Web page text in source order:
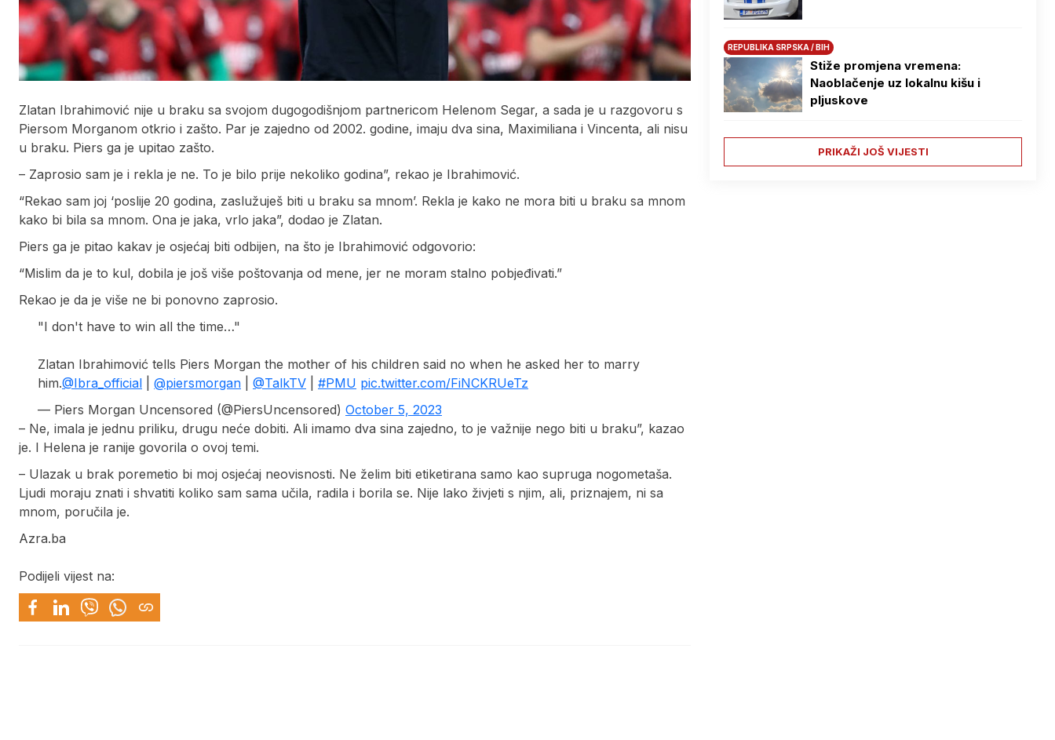
Zlatan Ibrahimović nije u braku sa svojom dugogodišnjom partnericom Helenom Segar, a sada je u razgovoru s
Piersom Morganom otkrio i zašto. Par je zajedno od 2002. godine, imaju dva sina, Maximiliana i Vincenta, ali nisu
u braku. Piers ga je upitao zašto.
– Zaprosio sam je i rekla je ne. To je bilo prije nekoliko godina”, rekao je Ibrahimović.
“Rekao sam joj ‘poslije 20 godina, zaslužuješ biti u braku sa mnom’. Rekla je kako ne mora biti u braku sa mnom
kako bi bila sa mnom. Ona je jaka, vrlo jaka”, dodao je Zlatan.
Piers ga je pitao kakav je osjećaj biti odbijen, na što je Ibrahimović odgovorio:
“Mislim da je to kul, dobila je još više poštovanja od mene, jer ne moram stalno pobjeđivati.”
Rekao je da je više ne bi ponovno zaprosio.
"I don't have to win all the time…"
Zlatan Ibrahimović tells Piers Morgan the mother of his children said no when he asked her to marry
him.@Ibra_official @piersmorgan @TalkTV #PMU pic.twitter.com/FiNCKRUeTz
— Piers Morgan Uncensored (@PiersUncensored) October 5, 2023
– Ne, imala je jednu priliku, drugu neće dobiti. Ali imamo dva sina zajedno, to je važnije nego biti u braku”, kazao
je. I Helena je ranije govorila o ovoj temi.
– Ulazak u brak poremetio bi moj osjećaj neovisnosti. Ne želim biti etiketirana samo kao supruga nogometaša.
Ljudi moraju znati i shvatiti koliko sam sama učila, radila i borila se. Nije lako živjeti s njim, ali, priznajem, ni sa
mnom, poručila je.
Azra.ba
Podijeli vijest na:
REPUBLIKA SRPSKA / BIH
Stiže promjena vremena:
Naoblačenje uz lokalnu kišu i
pljuskove
PRIKAŽI JOŠ VIJESTI